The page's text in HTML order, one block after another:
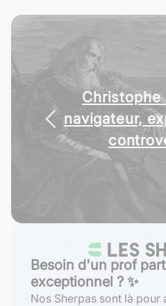
Christophe
navigateur,
Besoin d'un prof
exceptionnel ? ✨
Nos Sherpas sont là pour